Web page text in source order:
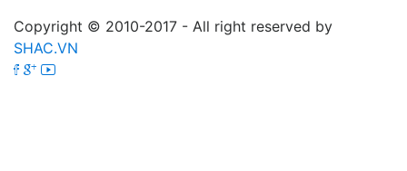
Copyright © 2010-2017 - All right reserved by
SHAC.VN